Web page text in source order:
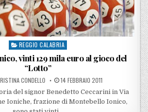
Posted in
REGGIO CALABRIA
vinti 129 mila euro al gioco del
“Lotto”
CONDELLO POSTED ON
14 FEBBRAIO 2011
del signor Benedetto Ceccarini in Via
Ioniche, frazione di Montebello Ionico,